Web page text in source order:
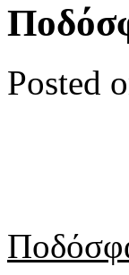
Posted